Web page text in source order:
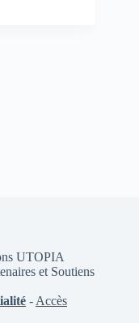
UTOPIA
et Soutiens
- Accès